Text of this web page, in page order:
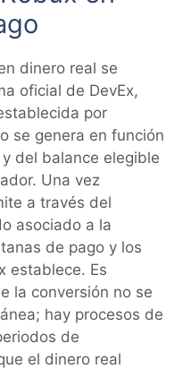
dinero real se
oficial de DevEx,
por
se genera en función
del balance elegible
Una vez
a través del
asociado a la
de pago y los
establece. Es
la conversión no se
hay procesos de
de
el dinero real